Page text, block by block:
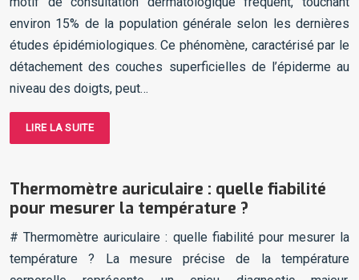
environ 15% de la population générale selon les dernières
études épidémiologiques. Ce phénomène, caractérisé par le
détachement des couches superficielles de l’épiderme au
niveau des doigts, peut…
LIRE LA SUITE
Thermomètre auriculaire : quelle fiabilité
pour mesurer la température ?
# Thermomètre auriculaire : quelle fiabilité pour mesurer la
température ? La mesure précise de la température